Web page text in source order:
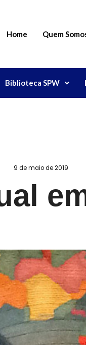
Home Quem
Biblioteca SPW
9 de maio de 2019